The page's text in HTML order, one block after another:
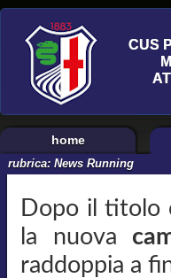
home
rubrica: News Running
Dopo il titolo
la nuova
raddoppia a